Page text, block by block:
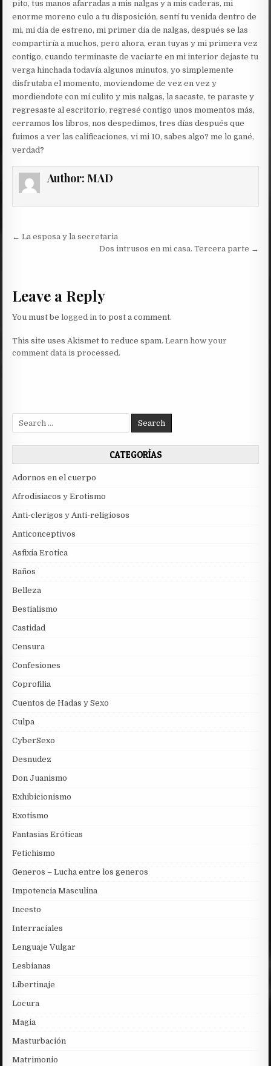
pito, tus manos afarradas a mis nalgas y a mis caderas, mi
enorme moreno culo a tu disposición, sentí tu venida dentro de
mi, mi día de estreno, mi primer día de nalgas, después se las
compartiría a muchos, pero ahora, eran tuyas y mi primera vez
contigo, cuando terminaste de vaciarte en mi interior dejaste tu
verga hinchada todavía algunos minutos, yo simplemente
disfrutaba el momento, moviendome de vez en vez y
mordiendote con mi culito y mis nalgas, la sacaste, te paraste y
regresaste al escritorio, regresé contigo unos momentos más,
cerramos los libros, nos despedimos, tres días después que
fuimos a ver las calificaciones, vi mi 10, sabes algo? me lo gané,
verdad?
Author: MAD
Post
← La esposa y la secretaria
Dos intrusos en mi casa. Tercera parte →
Leave a Reply
You must belogged in to post a comment.
This site uses Akismet to reduce spam.Learn how your
comment data is processed.
Search
for:
CATEGORÍAS
Adornos en el cuerpo
Afrodisiacos y Erotismo
Anti-clerigos y Anti-religiosos
Anticonceptivos
Asfixia Erotica
Baños
Belleza
Bestialismo
Castidad
Censura
Confesiones
Coprofilia
Cuentos de Hadas y Sexo
Culpa
CyberSexo
Desnudez
Don Juanismo
Exhibicionismo
Exotismo
Fantasias Eróticas
Fetichismo
Generos – Lucha entre los generos
Impotencia Masculina
Incesto
Interraciales
Lenguaje Vulgar
Lesbianas
Libertinaje
Locura
Magia
Masturbación
Matrimonio